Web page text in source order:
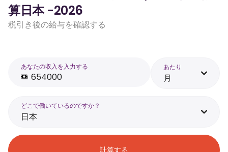
算日本 -2026
税引き後の給与を確認する
あなたの収入を入力する あたり
月
どこで働いているのですか？
日本
計算する